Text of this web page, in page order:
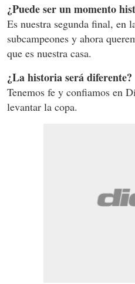
¿Puede ser un momento
Es nuestra segunda final, en
subcampeones y ahora
que es nuestra casa.
¿La historia será diferente?
Tenemos fe y confiamos en
levantar la copa.